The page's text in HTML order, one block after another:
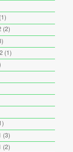
(1)
(2)
(1)
(3)
(2)